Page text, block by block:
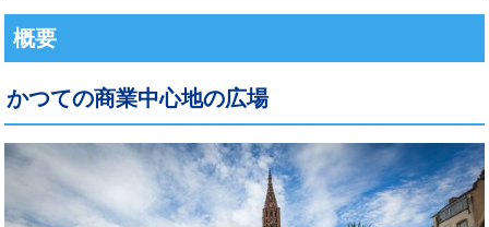
概要
かつての商業中心地の広場